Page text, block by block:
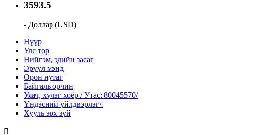
3593.5
- Доллар (USD)
Нүүр
Улс төр
Нийгэм, эдийн засаг
Эрүүл мэнд
Орон нутаг
Байгаль орчин
Уяач, хүлэг хоёр / Утас: 80045570/
Үндэсний үйлдвэрлэгч
Хууль эрх зүй